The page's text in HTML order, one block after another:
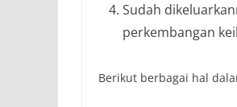
Sudah
perkembangan
Berikut berbagai hal